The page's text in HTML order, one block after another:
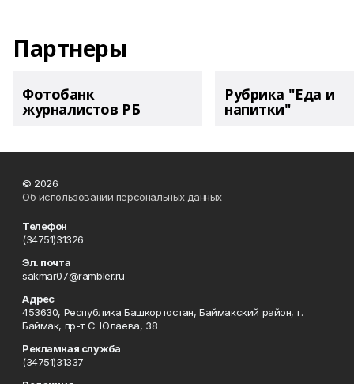
Партнеры
Фотобанк
журналистов РБ
Рубрика "Еда и
напитки"
© 2026
Об использовании персональных данных
Телефон
(34751)31326
Эл. почта
sakmar07@rambler.ru
Адрес
453630, Республика Башкортостан, Баймакский район, г.
Баймак, пр-т С. Юлаева, 38
Рекламная служба
(34751)31337